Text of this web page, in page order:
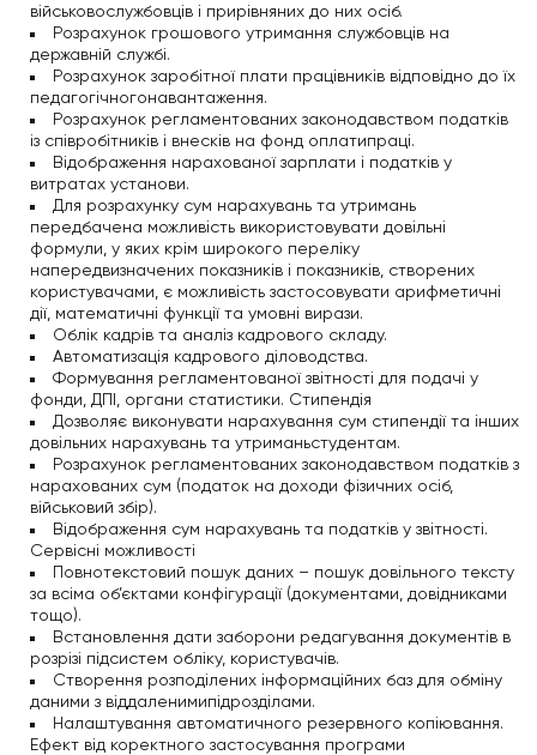
військовослужбовців і прирівняних до них осіб.
Розрахунок грошового утримання службовців на
державній службі.
Розрахунок заробітної плати працівників відповідно до їх
педагогічногонавантаження.
Розрахунок регламентованих законодавством податків
із співробітників і внесків на фонд оплатипраці.
Відображення нарахованої зарплати і податків у
витратах установи.
Для розрахунку сум нарахувань та утримань
передбачена можливість використовувати довільні
формули, у яких крім широкого переліку
напередвизначених показників і показників, створених
користувачами, є можливість застосовувати арифметичні
дії, математичні функції та умовні вирази.
Облік кадрів та аналіз кадрового складу.
Автоматизація кадрового діловодства.
Формування регламентованої звітності для подачі у
фонди, ДПІ, органи статистики. Стипендія
Дозволяє виконувати нарахування сум стипендії та інших
довільних нарахувань та утриманьстудентам.
Розрахунок регламентованих законодавством податків з
нарахованих сум (податок на доходи фізичних осіб,
військовий збір).
Відображення сум нарахувань та податків у звітності.
Сервісні можливості
Повнотекстовий пошук даних – пошук довільного тексту
за всіма об’єктами конфігурації (документами, довідниками
тощо).
Встановлення дати заборони редагування документів в
розрізі підсистем обліку, користувачів.
Створення розподілених інформаційних баз для обміну
даними з віддаленимипідрозділами.
Налаштування автоматичного резервного копіювання.
Ефект від коректного застосування програми